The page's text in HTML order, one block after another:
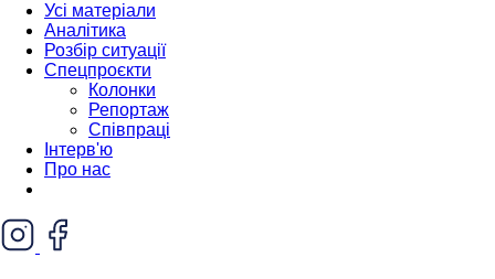
Усі матеріали
Аналітика
Розбір ситуації
Спецпроєкти
Колонки
Репортаж
Співпраці
Інтерв'ю
Про нас